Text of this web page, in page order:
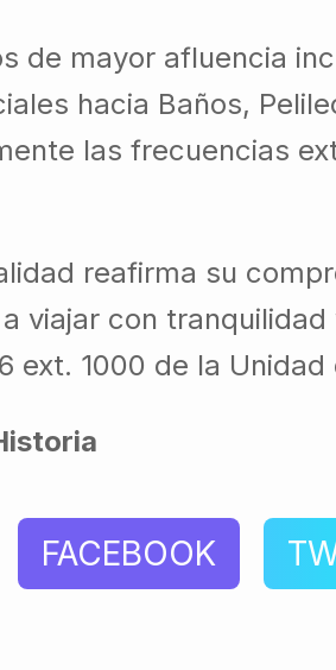
de mayor afluencia
hacia Baños,
las frecuencias
reafirma su
viajar con
ext. 1000 de la
FACEBOOK